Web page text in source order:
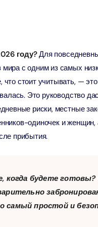
году?Для
с одним из самых
стоит учитывать, —
Это руководство
риски, местные
одиночек и
прибытия.
когда будете готовы?
простой и